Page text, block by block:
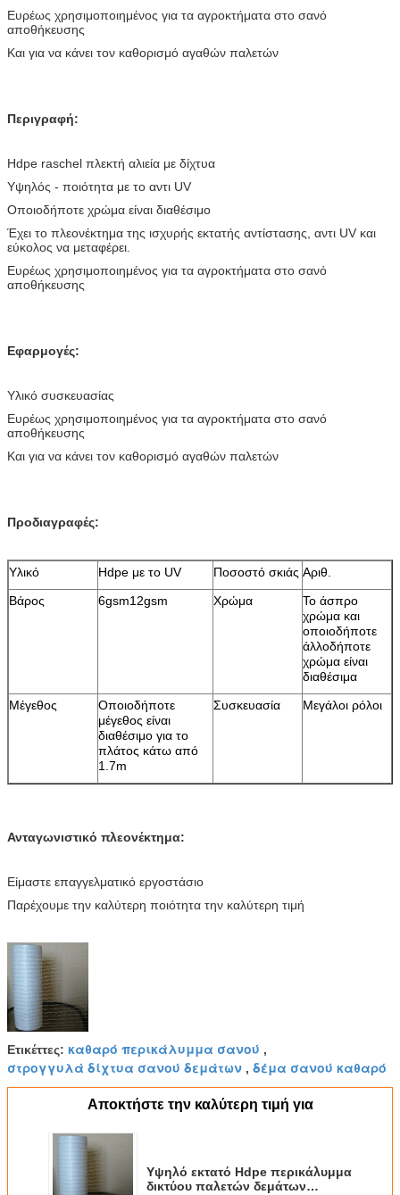
Ευρέως χρησιμοποιημένος για τα αγροκτήματα στο σανό
αποθήκευσης
Και για να κάνει τον καθορισμό αγαθών παλετών
Περιγραφή:
Hdpe raschel πλεκτή αλιεία με δίχτυα
Υψηλός - ποιότητα με το αντι UV
Οποιοδήποτε χρώμα είναι διαθέσιμο
Έχει το πλεονέκτημα της ισχυρής εκτατής αντίστασης, αντι UV και
εύκολος να μεταφέρει.
Ευρέως χρησιμοποιημένος για τα αγροκτήματα στο σανό
αποθήκευσης
Εφαρμογές:
Υλικό συσκευασίας
Ευρέως χρησιμοποιημένος για τα αγροκτήματα στο σανό
αποθήκευσης
Και για να κάνει τον καθορισμό αγαθών παλετών
Προδιαγραφές:
Υλικό Hdpe με το UV Ποσοστό σκιάς Αριθ.
Βάρος
6gsm12gsm Χρώμα
Το άσπρο
χρώμα και
οποιοδήποτε
άλλοδήποτε
χρώμα είναι
διαθέσιμα
Μέγεθος
Οποιοδήποτε
μέγεθος είναι
διαθέσιμο για το
πλάτος κάτω από
1.7m
Συσκευασία Μεγάλοι ρόλοι
Ανταγωνιστικό πλεονέκτημα:
Είμαστε επαγγελματικό εργοστάσιο
Παρέχουμε την καλύτερη ποιότητα την καλύτερη τιμή
Ετικέττες: καθαρό περικάλυμμα σανού ,
στρογγυλά δίχτυα σανού δεμάτων , δέμα σανού καθαρό
Αποκτήστε την καλύτερη τιμή για
Υψηλό εκτατό Hdpe περικάλυμμα
δικτύου παλετών δεμάτων